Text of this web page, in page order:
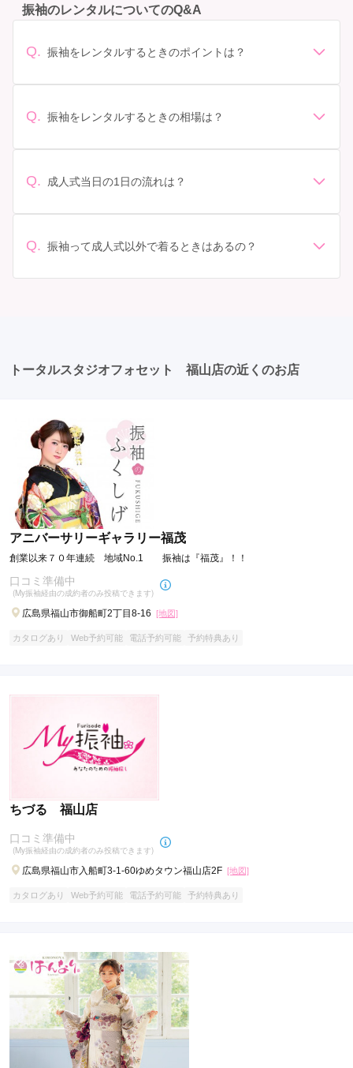
振袖のレンタルについてのQ&A
Q. 振袖をレンタルするときのポイントは？
があります。 サイズ選び: 自分の体型に合ったサイズを
イズ調整をお願いすることもあります。 価格: 予算に合
ンタル料金に含まれるもの（小物や帯、草履など）を確
っかり確認しておく必要があります。 お店選び: 評判や
しょう。
Q. 振袖をレンタルするときの相場は？
されています。 高級なものやブランド物になると、それ
袖でプランをご確認いただくか、店舗に問い合わせてみ
Q. 成人式当日の1日の流れは？
人式: 一般的に午前中に成人式が行わる場合が多いです
を確認しましょう。 写真撮影: 成人式の後、家族や友人
Q. 振袖って成人式以外で着るときはあるの？
トータルスタジオフォセット 福山店の近くのお店
アニバーサリーギャラリー福茂
創業以来７０年連続 地域No.1 振袖は『福茂』！！
口コミ準備中
(My振袖経由の成約者のみ投稿できます)
広島県福山市御船町2丁目8-16 [地図]
カタログあり Web予約可能 電話予約可能 予約特典あり
ちづる 福山店
口コミ準備中
(My振袖経由の成約者のみ投稿できます)
広島県福山市入船町3-1-60ゆめタウン福山店2F [地図]
カタログあり Web予約可能 電話予約可能 予約特典あり